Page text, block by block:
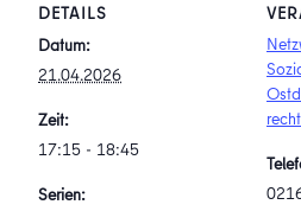
DETAILS
Datum:
21.04.2026
Zeit:
17:15 - 18:45
Serien: